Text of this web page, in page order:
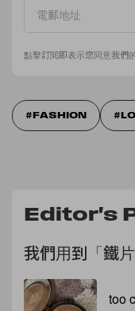
點擊訂閱即表示您同意我們
FASHION
Editor's
我們用到「鐵
too